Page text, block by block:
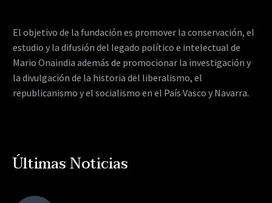
El objetivo de la fundación es promover la conservación, el
estudio y la difusión del legado político e intelectual de
Mario Onaindia además de promocionar la investigación y
la divulgación de la historia del liberalismo, el
republicanismo y el socialismo en el País Vasco y Navarra.
Últimas Noticias